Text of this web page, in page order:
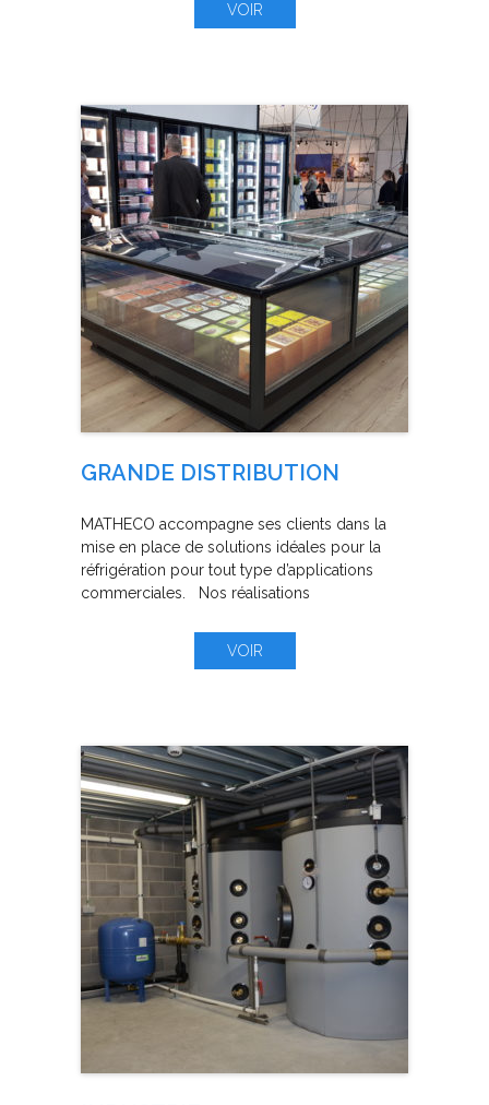
VOIR
GRANDE DISTRIBUTION
MATHECO accompagne ses clients dans la
mise en place de solutions idéales pour la
réfrigération pour tout type d’applications
commerciales. Nos réalisations
VOIR